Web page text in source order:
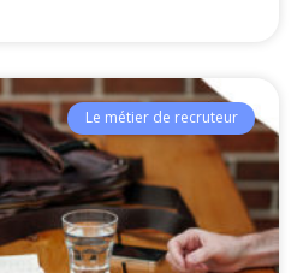
Le métier de recruteur